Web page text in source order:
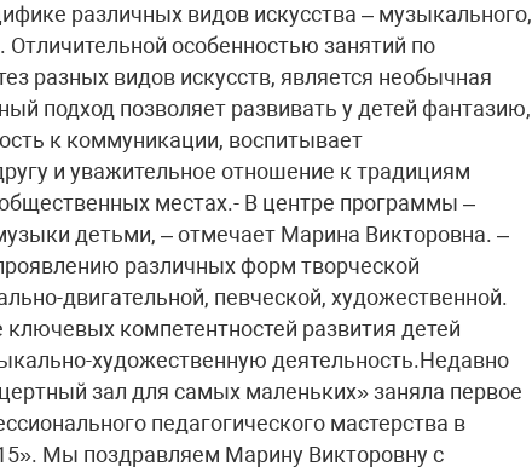
различных видов искусства – музыкального,
Отличительной особенностью занятий по
разных видов искусств, является необычная
подход позволяет развивать у детей фантазию,
к коммуникации, воспитывает
и уважительное отношение к традициям
местах.- В центре программы –
детьми, – отмечает Марина Викторовна. –
различных форм творческой
двигательной, певческой, художественной.
компетентностей развития детей
художественную деятельность.Недавно
зал для самых маленьких» заняла первое
педагогического мастерства в
Мы поздравляем Марину Викторовну с